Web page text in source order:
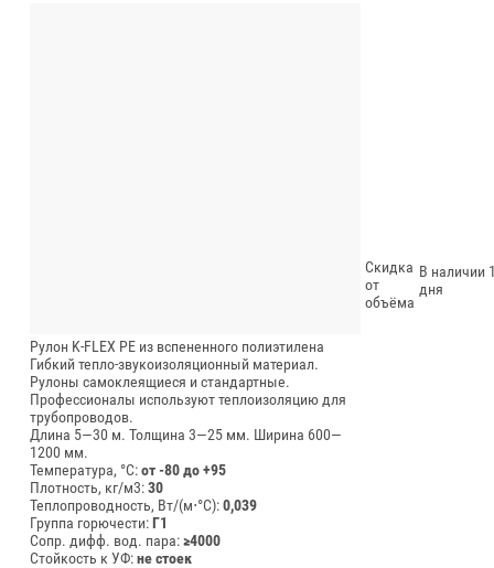
Рулон K-FLEX PE из вспененного полиэтилена
Гибкий тепло-звукоизоляционный материал.
Рулоны самоклеящиеся и стандартные.
Профессионалы используют теплоизоляцию для
трубопроводов.
Длина 5—30 м. Толщина 3—25 мм. Ширина 600—
1200 мм.
Температура, °C:от -80 до +95
Плотность, кг/м3:30
Теплопроводность, Вт/(м⋅°С):0,039
Группа горючести:Г1
Сопр. дифф. вод. пара:≥4000
Стойкость к УФ:не стоек
Скидка
от
объёма
В наличии
дня